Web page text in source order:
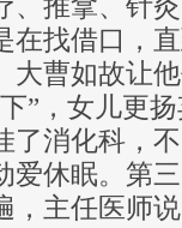
在找借口，
大曹如故让
”，女儿更
了消化科，
爱休眠。第
，主任医师